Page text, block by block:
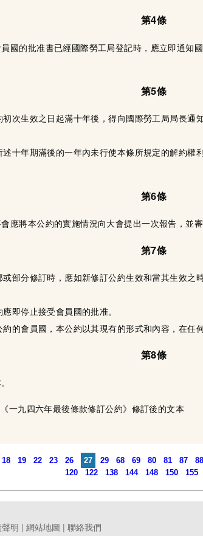
第4條
國的批准書已經國際勞工局登記時，應立即通知
第5條
次生效之日起滿十年後，得向國際勞工局局長
十年期滿後的一年內未行使本條所規定的解約權
第6條
應將本公約的實施情況向大會提出一次報告，並
第7條
部分修訂時，應如新修訂公約生效和當其生效之
即停止接受會員國的批准。
的會員國，本公約以其現有的形式和內容，在任
第8條
一九四六年最後條款修訂公約》修訂後的文本
18 19 22 23 26 27 29 68 69 80 81 87 88
120
122 138 144 148 150 155
明 | 網站地圖 | 聯絡我們